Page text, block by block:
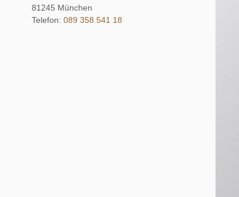
81245 München
Telefon:089 358 541 18